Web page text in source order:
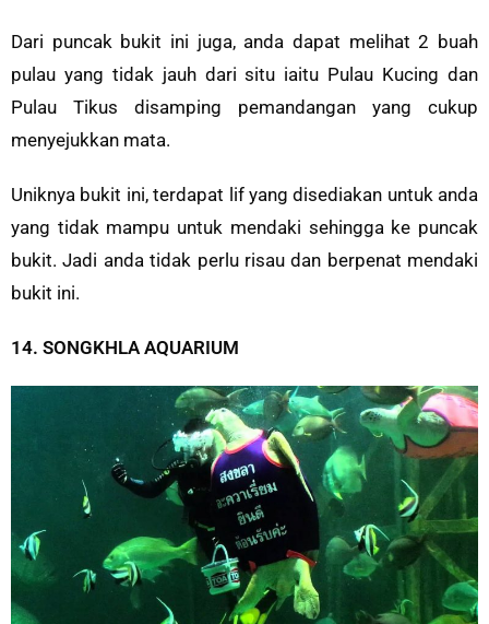
Dari puncak bukit ini juga, anda dapat melihat 2 buah
pulau yang tidak jauh dari situ iaitu Pulau Kucing dan
Pulau Tikus disamping pemandangan yang cukup
menyejukkan mata.
Uniknya bukit ini, terdapat lif yang disediakan untuk anda
yang tidak mampu untuk mendaki sehingga ke puncak
bukit. Jadi anda tidak perlu risau dan berpenat mendaki
bukit ini.
14. SONGKHLA AQUARIUM